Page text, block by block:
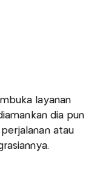
layanan
dia pun
atau